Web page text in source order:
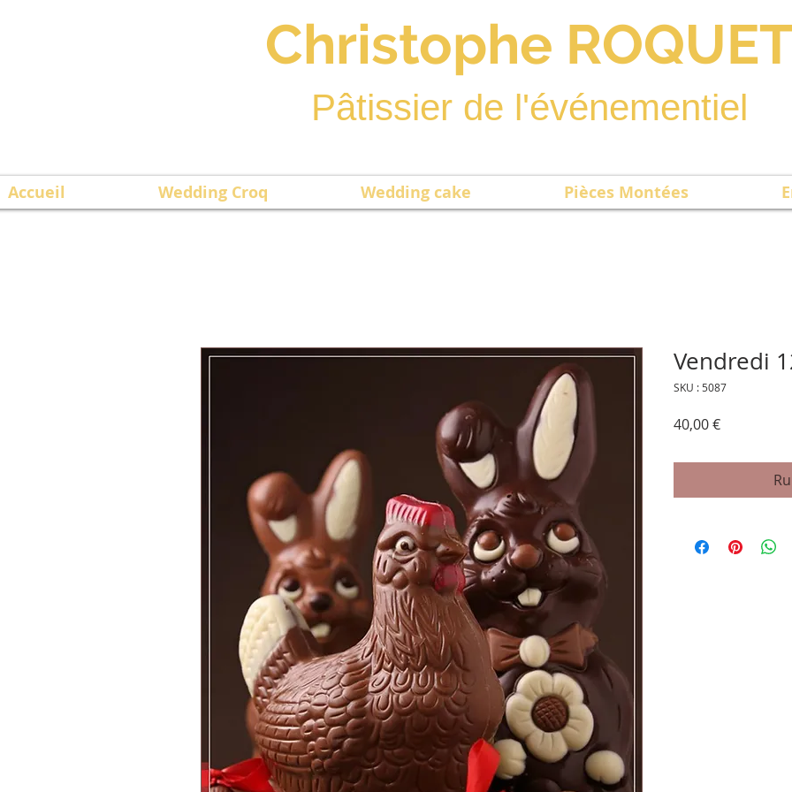
Christophe ROQUET
Pâtissier de l'événementiel
Accueil Wedding Croq Wedding cake Pièces Montées
Vendredi
SKU : 5087
40,00 €Prix